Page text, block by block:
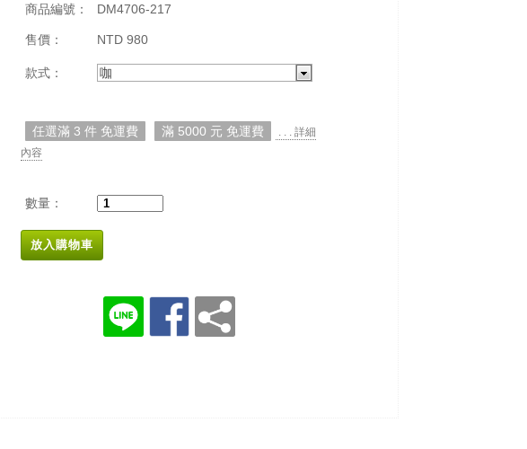
商品編號： DM4706-217
售價： NTD 980
款式： 咖
任選滿 3 件 免運費 滿 5000 元 免運費
. . . 詳細
內容
數量：
放入購物車